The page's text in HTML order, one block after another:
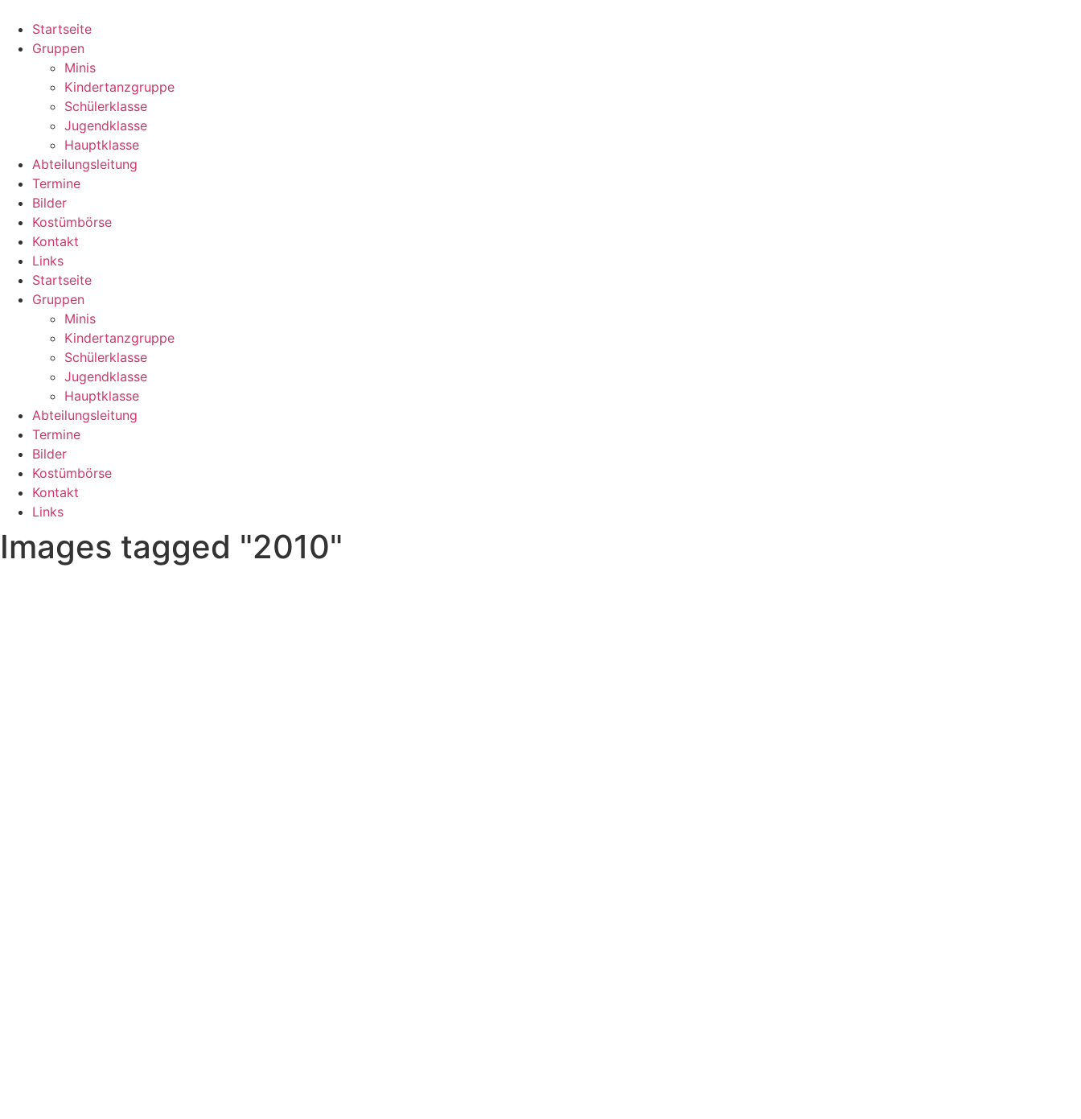
Inhalt
springen
Startseite
Gruppen
Minis
Kindertanzgruppe
Schülerklasse
Jugendklasse
Hauptklasse
Abteilungsleitung
Termine
Bilder
Kostümbörse
Kontakt
Links
Startseite
Gruppen
Minis
Kindertanzgruppe
Schülerklasse
Jugendklasse
Hauptklasse
Abteilungsleitung
Termine
Bilder
Kostümbörse
Kontakt
Links
Images tagged "2010"